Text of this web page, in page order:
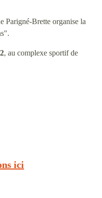
Parigné-Brette organise la
, au complexe sportif de
ici